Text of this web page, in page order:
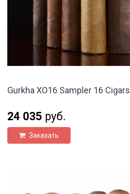
Gurkha XO16 Sampler 16 Cigars
24 035 руб.
Заказать